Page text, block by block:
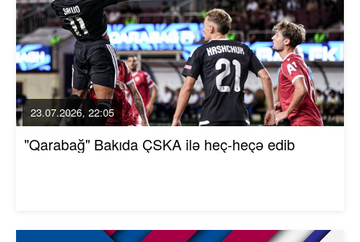
23.07.2026, 22:05
"Qarabağ" Bakıda ÇSKA ilə heç-heçə edib